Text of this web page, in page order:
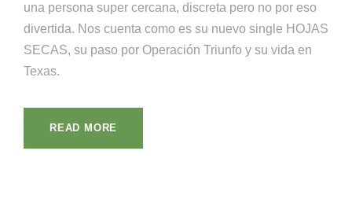
una persona super cercana, discreta pero no por eso
divertida. Nos cuenta como es su nuevo single HOJAS
SECAS, su paso por Operación Triunfo y su vida en
Texas.
READ MORE